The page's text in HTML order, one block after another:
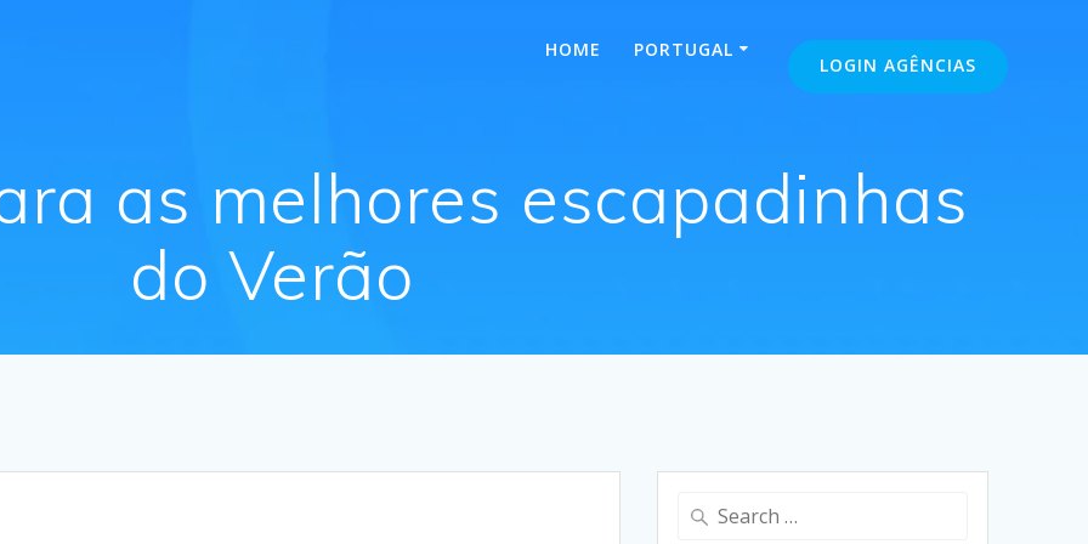
HOME PORTUGAL
LOGIN AGÊNCIAS
as melhores escapadinhas
do Verão
Search